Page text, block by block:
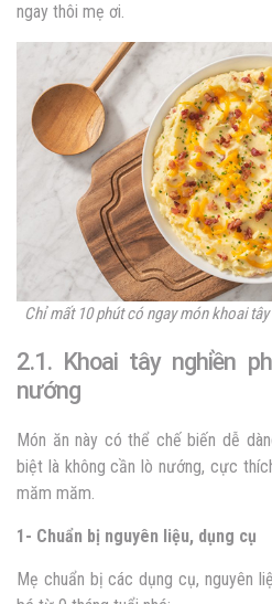
ngay thôi mẹ ơi.
Chỉ mất 10 phút có ngay món khoai
2.1. Khoai tây nghiền
nướng
Món ăn này có thể chế biến dễ
biệt là không cần lò nướng, cực
măm măm.
1- Chuẩn bị nguyên liệu, dụng cụ
Mẹ chuẩn bị các dụng cụ, nguyên